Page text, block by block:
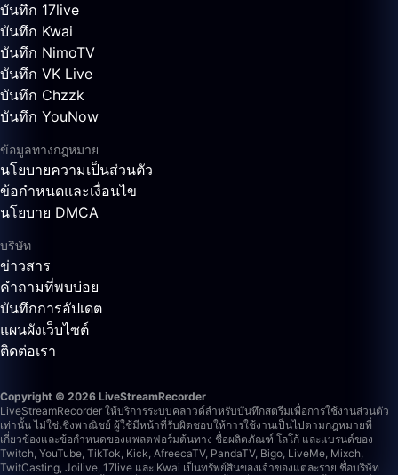
บันทึก 17live
บันทึก Kwai
บันทึก NimoTV
บันทึก VK Live
บันทึก Chzzk
บันทึก YouNow
ข้อมูลทางกฎหมาย
นโยบายความเป็นส่วนตัว
ข้อกำหนดและเงื่อนไข
นโยบาย DMCA
บริษัท
ข่าวสาร
คำถามที่พบบ่อย
บันทึกการอัปเดต
แผนผังเว็บไซต์
ติดต่อเรา
Copyright © 2026 LiveStreamRecorder
LiveStreamRecorder ให้บริการระบบคลาวด์สำหรับบันทึกสตรีมเพื่อการใช้งานส่วนตัว
เท่านั้น ไม่ใช่เชิงพาณิชย์ ผู้ใช้มีหน้าที่รับผิดชอบให้การใช้งานเป็นไปตามกฎหมายที่
เกี่ยวข้องและข้อกำหนดของแพลตฟอร์มต้นทาง ชื่อผลิตภัณฑ์ โลโก้ และแบรนด์ของ
Twitch, YouTube, TikTok, Kick, AfreecaTV, PandaTV, Bigo, LiveMe, Mixch,
TwitCasting, Joilive, 17live และ Kwai เป็นทรัพย์สินของเจ้าของแต่ละราย ชื่อบริษัท